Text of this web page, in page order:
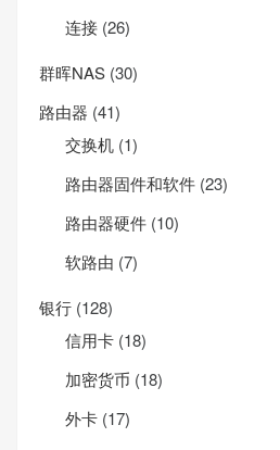
连接 (26)
群晖NAS (30)
路由器 (41)
交换机 (1)
路由器固件和软件 (23)
路由器硬件 (10)
软路由 (7)
银行 (128)
信用卡 (18)
加密货币 (18)
外卡 (17)